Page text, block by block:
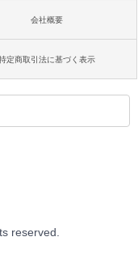
会社概要
定商取引法に基づく表示
reserved.